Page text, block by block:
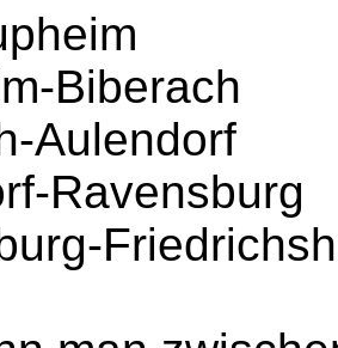
Biberach
Aulendorf
Ravensburg